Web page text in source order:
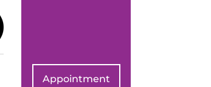
Appointment